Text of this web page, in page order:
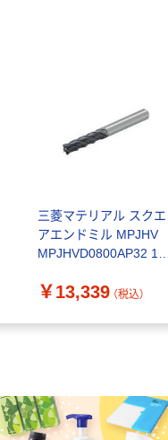
三菱マテリアル スクエ
アエンドミル MPJHV
MPJHVD0800AP32 1個
￥13,339 （税込）